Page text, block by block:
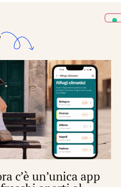
c’è un’unica app